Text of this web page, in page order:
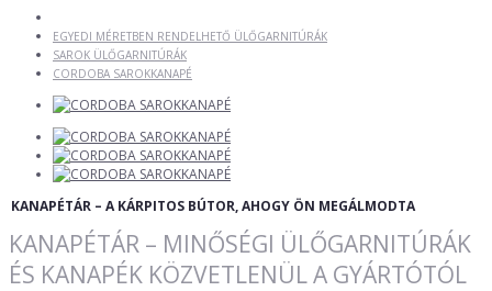
EGYEDI MÉRETBEN RENDELHETŐ ÜLŐGARNITÚRÁK
SAROK ÜLŐGARNITÚRÁK
CORDOBA SAROKKANAPÉ
KANAPÉTÁR – A KÁRPITOS BÚTOR, AHOGY ÖN MEGÁLMODTA
KANAPÉTÁR – MINŐSÉGI ÜLŐGARNITÚRÁK
ÉS KANAPÉK KÖZVETLENÜL A GYÁRTÓTÓL